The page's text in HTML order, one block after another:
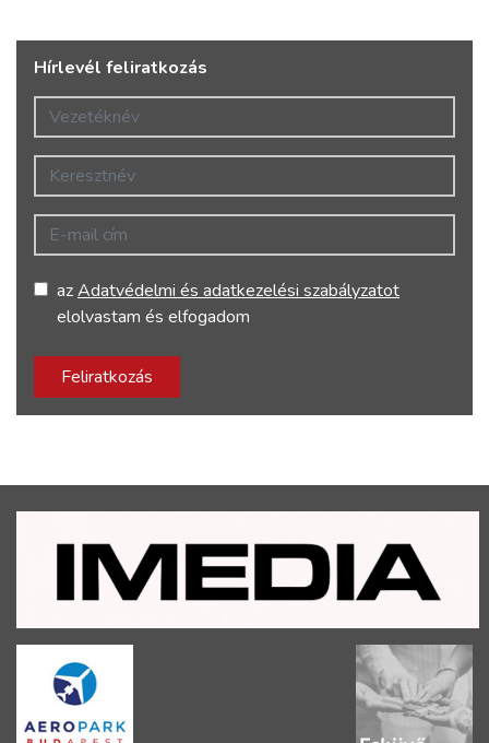
Hírlevél feliratkozás
Vezetéknév
Keresztnév
E-mail cím
azAdatvédelmi és adatkezelési szabályzatot
elolvastam és elfogadom
Feliratkozás